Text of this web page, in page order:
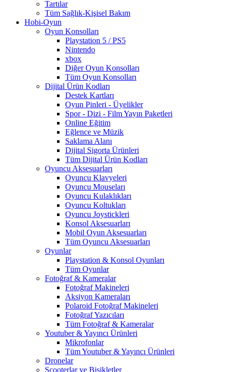
Tartılar
Tüm Sağlık-Kişisel Bakım
Hobi-Oyun
Oyun Konsolları
Playstation 5 / PS5
Nintendo
xbox
Diğer Oyun Konsolları
Tüm Oyun Konsolları
Dijital Ürün Kodları
Destek Kartları
Oyun Pinleri - Üyelikler
Spor - Dizi - Film Yayın Paketleri
Online Eğitim
Eğlence ve Müzik
Saklama Alanı
Dijital Sigorta Ürünleri
Tüm Dijital Ürün Kodları
Oyuncu Aksesuarları
Oyuncu Klavyeleri
Oyuncu Mouseları
Oyuncu Kulaklıkları
Oyuncu Koltukları
Oyuncu Joystickleri
Konsol Aksesuarları
Mobil Oyun Aksesuarları
Tüm Oyuncu Aksesuarları
Oyunlar
Playstation & Konsol Oyunları
Tüm Oyunlar
Fotoğraf & Kameralar
Fotoğraf Makineleri
Aksiyon Kameraları
Polaroid Fotoğraf Makineleri
Fotoğraf Yazıcıları
Tüm Fotoğraf & Kameralar
Youtuber & Yayıncı Ürünleri
Mikrofonlar
Tüm Youtuber & Yayıncı Ürünleri
Dronelar
Scooterlar ve Bisikletler